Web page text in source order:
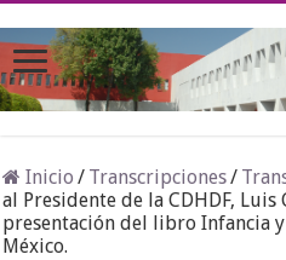
Inicio / Transcripciones/
al Presidente de la CDHDF, Luis
presentación del libro Infancia
México.